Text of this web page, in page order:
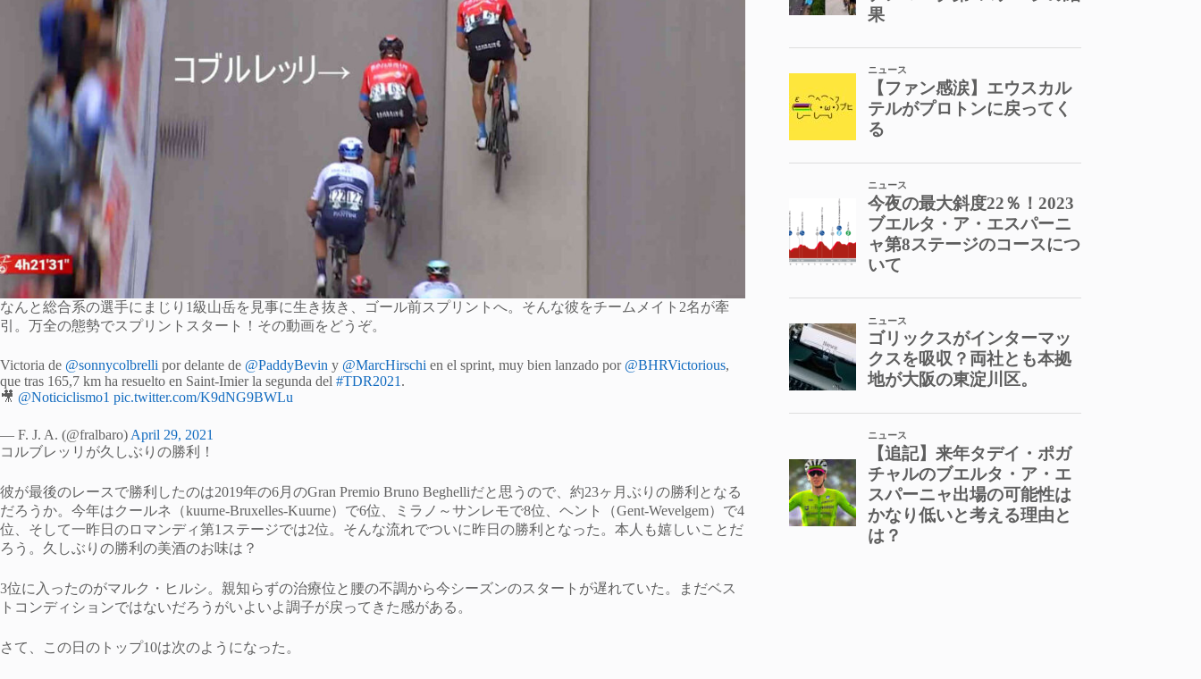
なんと総合系の選手にまじり1級山岳を見事に生き抜き、ゴール前スプリントへ。そんな彼をチームメイト2名が牽
引。万全の態勢でスプリントスタート！その動画をどうぞ。
Victoria de @sonnycolbrelli por delante de @PaddyBevin y @MarcHirschi en el sprint, muy bien lanzado por @BHRVictorious,
que tras 165,7 km ha resuelto en Saint-Imier la segunda del #TDR2021 .
🎥 @Noticiclismo1 pic.twitter.com/K9dNG9BWLu
— F. J. A. (@fralbaro) April 29, 2021
コルブレッリが久しぶりの勝利！
彼が最後のレースで勝利したのは2019年の6月のGran Premio Bruno Beghelliだと思うので、約23ヶ月ぶりの勝利となる
だろうか。今年はクールネ（kuurne-Bruxelles-Kuurne）で6位、ミラノ～サンレモで8位、ヘント（Gent-Wevelgem）で4
位、そして一昨日のロマンディ第1ステージでは2位。そんな流れでついに昨日の勝利となった。本人も嬉しいことだ
ろう。久しぶりの勝利の美酒のお味は？
3位に入ったのがマルク・ヒルシ。親知らずの治療位と腰の不調から今シーズンのスタートが遅れていた。まだベス
トコンディションではないだろうがいよいよ調子が戻ってきた感がある。
さて、この日のトップ10は次のようになった。